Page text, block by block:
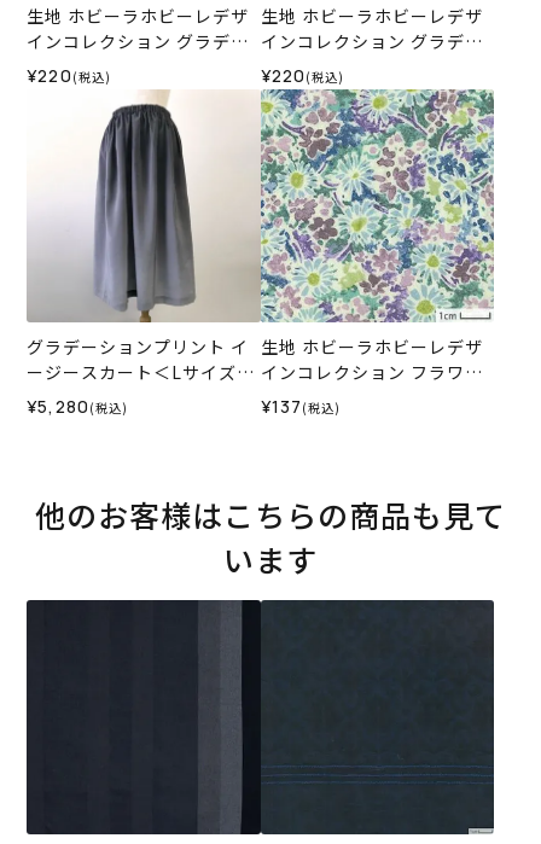
生地 ホビーラホビーレデザ
インコレクション グラデー
ションプリント＜2B＞
¥220 (税込)
生地 ホビーラホビーレデザ
インコレクション グラデー
ションプリント＜4BL＞
¥220 (税込)
グラデーションプリント イ
ージースカート＜Lサイズ＞
D
¥5,280 (税込)
生地 ホビーラホビーレデザ
インコレクション フラワー
リップル＜X＞
¥137 (税込)
他のお客様はこちらの商品も見て
います